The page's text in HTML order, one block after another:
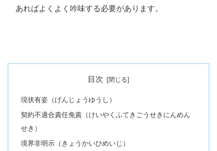
あればよくよく吟味する必要があります。
目次
現状有姿（げんじょうゆうし）
契約不適合責任免責（けいやくふてきごうせきにんめん
せき）
境界非明示（きょうかいひめいじ）